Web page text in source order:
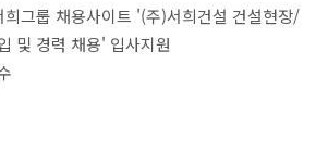
희그룹 채용사이트 '(주)서희건설 건설현장/
및 경력 채용' 입사지원